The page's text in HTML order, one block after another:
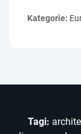
Kategorie:
Tagi: